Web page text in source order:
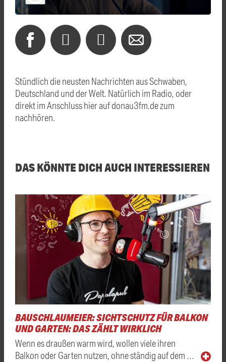
Stündlich die neusten Nachrichten aus Schwaben,
Deutschland und der Welt. Natürlich im Radio, oder
direkt im Anschluss hier auf donau3fm.de zum
nachhören.
DAS KÖNNTE DICH AUCH INTERESSIEREN
BAUSCHLAUMEIER: SICHTSCHUTZ FÜR BALKON
UND GARTEN: DAS ZÄHLT WIRKLICH
Wenn es draußen warm wird, wollen viele ihren
Balkon oder Garten nutzen, ohne ständig auf dem …